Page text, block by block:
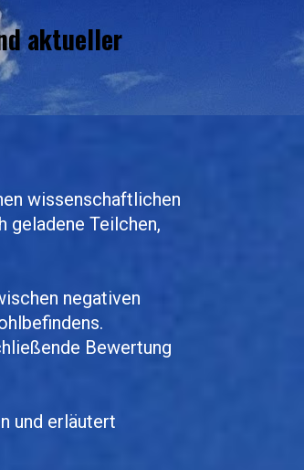
aktueller
wissenschaftlichen
geladene Teilchen,
negativen
Bewertung
und erläutert